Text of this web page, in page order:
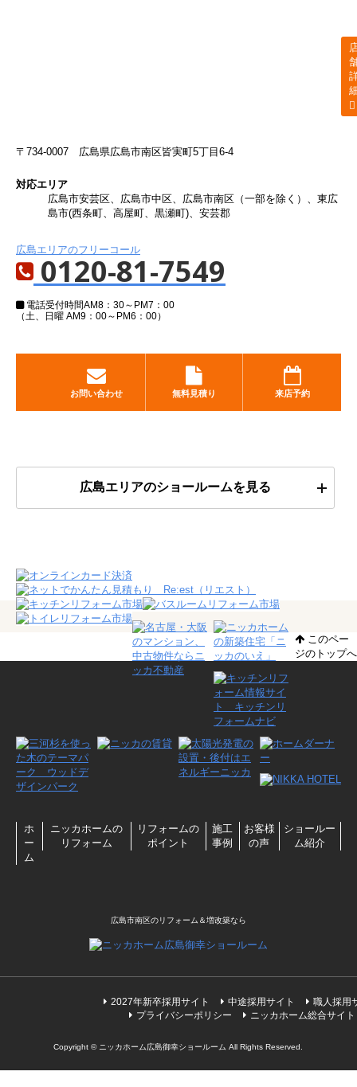
〒734-0007 広島県広島市南区皆実町5丁目6-4
対応エリア
広島市安芸区、広島市中区、広島市南区（一部を除く）、東広
島市(西条町、高屋町、黒瀬町)、安芸郡
広島エリアのフリーコール
0120-81-7549
電話受付時間AM8：30～PM7：00
（土、日曜 AM9：00～PM6：00）
お問い合わせ 無料見積り 来店予約
広島エリアのショールームを見る
このペー
ジのトップへ
ホ
ー
ム
ニッカホームの
リフォーム
リフォームの
ポイント
施工
事例
お客様
の声
ショールー
ム紹介
広島市南区のリフォーム＆増改築なら
2027年新卒採用サイト 中途採用サイト
職人採用
プライバシーポリシー
ニッカホーム総合サイト
Copyright © ニッカホーム広島御幸ショールーム All Rights Reserved.